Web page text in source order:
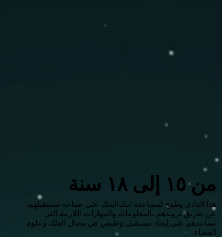
من ١٥ إلى ١٨ سنة
هذا النادي يطمح لمساعدة ابنك/ابنتك على صناعة مستقبلهم،
عن طريق تزويدهم بالمعلومات والمهارات اللازمة التي
تساعدهم على إيجاد مستقبل وظيفي في مجال الفلك وعلوم
الفضاء.